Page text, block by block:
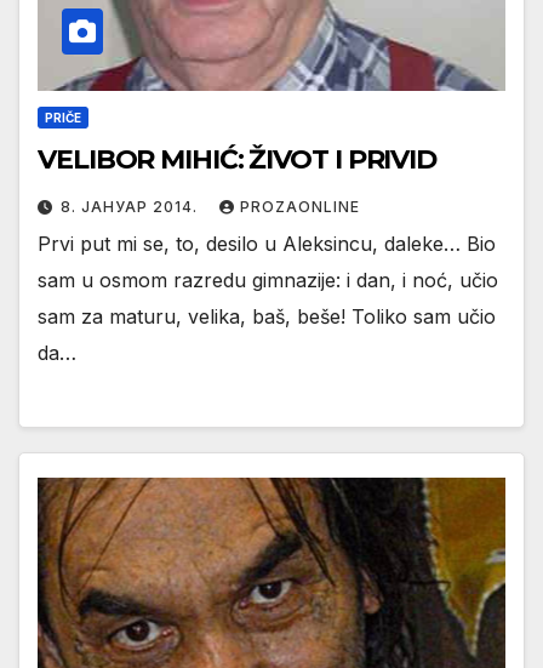
PRIČE
VELIBOR MIHIĆ: ŽIVOT I PRIVID
8. ЈАНУАР 2014. PROZAONLINE
Prvi put mi se, to, desilo u Aleksincu, daleke… Bio
sam u osmom razredu gimnazije: i dan, i noć, učio
sam za maturu, velika, baš, beše! Toliko sam učio
da…